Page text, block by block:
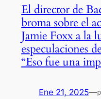
El director de
broma sobre el
Jamie Foxx a la
especulaciones
“Eso fue una
Ene 21, 2025—